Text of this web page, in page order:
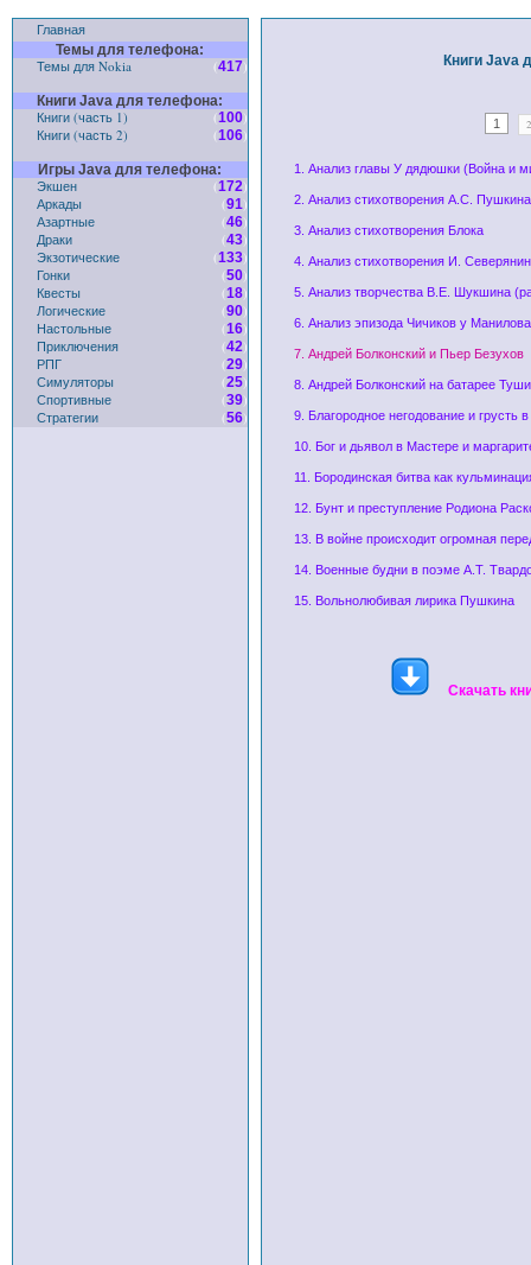
Главная
Темы для телефона:
Темы для Nokia (417)
Книги Java для телефона:
Книги (часть 1) (100)
Книги (часть 2)
(106)
Игры Java для телефона:
Экшен (172)
Аркады
(91)
Азартные
(46)
Драки
(43)
Экзотические
(133)
Гонки
(50)
Квесты
(18)
Логические
(90)
Настольные
(16)
Приключения
(42)
РПГ
(29)
Симуляторы
(25)
Спортивные
(39)
Стратегии
(56)
Книги Java
1 2
1. Анализ главы У дядюшки (Война и
2. Анализ стихотворения А.С.
3. Анализ стихотворения Блока
4. Анализ стихотворения И.
5. Анализ творчества В.Е. Шукшина
6. Анализ эпизода Чичиков у
7. Андрей Болконский и Пьер Безухов
8. Андрей Болконский на батарее
9. Благородное негодование и грусть
10. Бог и дьявол в Мастере и
11. Бородинская битва как
12. Бунт и преступление Родиона
13. В войне происходит огромная
14. Военные будни в поэме А.Т.
15. Вольнолюбивая лирика Пушкина
Скачать